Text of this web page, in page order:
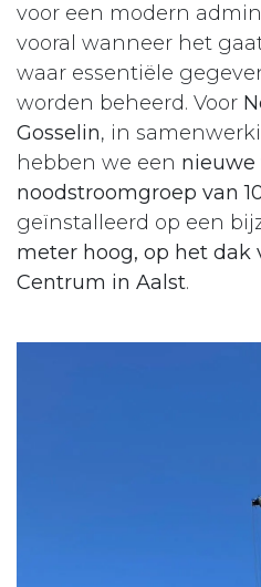
voor een modern
vooral wanneer het
waar essentiële
worden beheerd. Voor
Gosselin, in
hebben we een nieuwe
noodstroomgroep van
geïnstalleerd op een
meter hoog, op het
Centrum in Aalst.